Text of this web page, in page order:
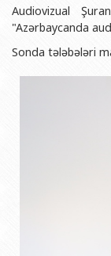
BDU-da tədris
Audiovizual
"Azərbaycanda
Sonda tələbələri